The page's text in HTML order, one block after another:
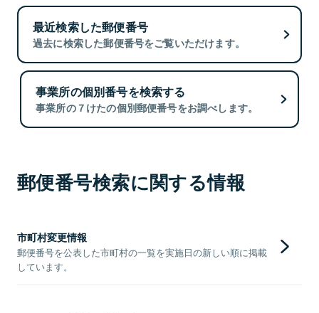
最近検索した郵便番号
過去に検索した郵便番号をご覧いただけます。
事業所の個別番号を検索する
事業所の７けたの個別郵便番号をお調べします。
郵便番号検索に関する情報
市町村変更情報
郵便番号を公表した市町村の一覧を実施日の新しい順に掲載
しています。